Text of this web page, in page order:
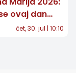
ovaj dan
najopasnijim i
čet, 30. jul | 10:10